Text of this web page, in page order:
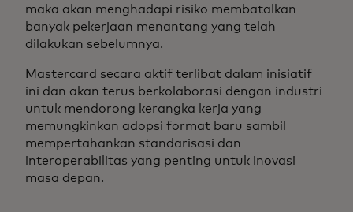
maka akan menghadapi risiko membatalkan
banyak pekerjaan menantang yang telah
dilakukan sebelumnya.
Mastercard secara aktif terlibat dalam inisiatif
ini dan akan terus berkolaborasi dengan industri
untuk mendorong kerangka kerja yang
memungkinkan adopsi format baru sambil
mempertahankan standarisasi dan
interoperabilitas yang penting untuk inovasi
masa depan.